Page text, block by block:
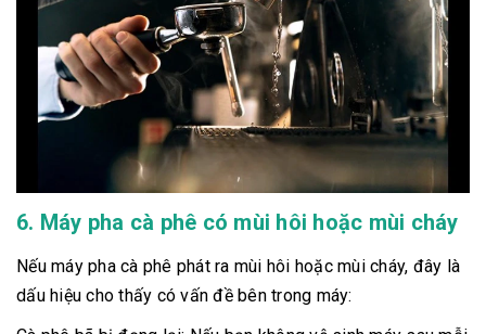
6. Máy pha cà phê có mùi hôi hoặc mùi cháy
Nếu máy pha cà phê phát ra mùi hôi hoặc mùi cháy, đây là
dấu hiệu cho thấy có vấn đề bên trong máy: